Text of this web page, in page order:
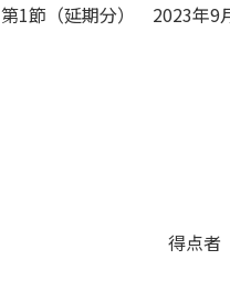
第1節（延期分） 2023年9
得点者